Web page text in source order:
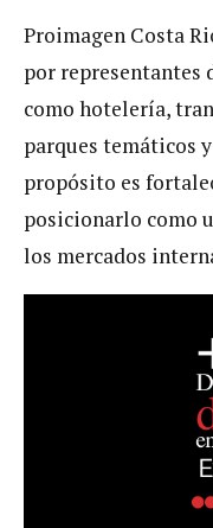
Proimagen Costa
por representantes
como hotelería,
parques temáticos
propósito es
posicionarlo como
los mercados